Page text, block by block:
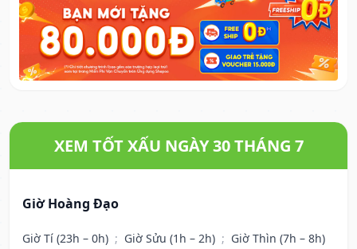
XEM TỐT XẤU NGÀY 30 THÁNG 7
Giờ Hoàng Đạo
Giờ Tí (23h – 0h) ; Giờ Sửu (1h – 2h) ; Giờ Thìn (7h – 8h)